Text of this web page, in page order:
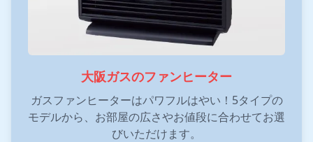
大阪ガスのファンヒーター
ガスファンヒーターはパワフルはやい！5タイプの
モデルから、お部屋の広さやお値段に合わせてお選
びいただけます。